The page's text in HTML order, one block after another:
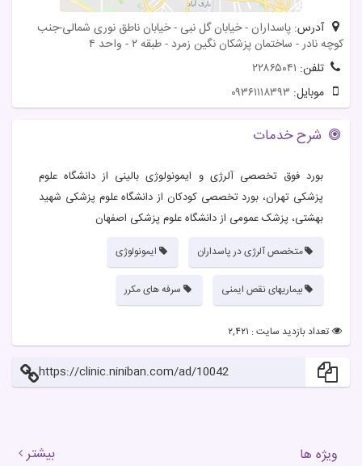
آدرس: پاسداران - خیابان گل نبی - خیابان ناطق نوری شمالی-جنب
کوچه نادر - ساختمان پزشکان نگین زمرد - طبقه ۲ - واحد ۴
تلفن: ۲۲۸۶۵۰۴۱
موبایل: ۰۹۳۶۱۱۱۸۳۹۳
شرح خدمات
بورد فوق تخصصی آلرژی و ایمونولوژی بالینی از دانشگاه علوم
پزشکی تهران، بورد تخصصی کودکان از دانشگاه علوم پزشکی شهید
بهشتی، پزشک عمومی از دانشگاه علوم پزشکی اصفهان
متخصص آلرژی در پاسداران ایمونولوژی
بیماریهای نقص ایمنی سرفه های مکرر
تعداد بازدید سایت : ۲,۴۲۱
https://clinic.niniban.com/ad/10042
ویژه ها بیشتر